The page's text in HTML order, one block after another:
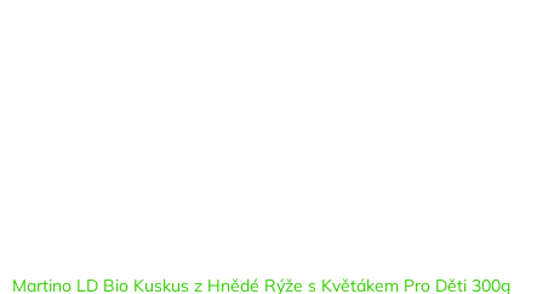
Martino LD Bio Kuskus z Hnědé Rýže s Květákem Pro Děti 300g